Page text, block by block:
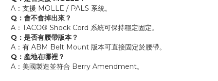
A：支援 MOLLE / PALS 系統。
Q：會不會掉出來？
A：TACO® Shock Cord 系統可保持穩定固定。
Q：是否有腰帶版本？
A：有 ABM Belt Mount 版本可直接固定於腰帶。
Q：產地在哪裡？
A：美國製造並符合 Berry Amendment。